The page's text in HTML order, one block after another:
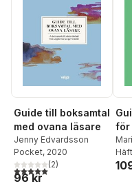
Guide till boksamtal
med ovana läsare
Jenny Edvardsson
Pocket, 2020
5,0utav 5 stjärnor. Totalt antal
(2)
96 kr
för